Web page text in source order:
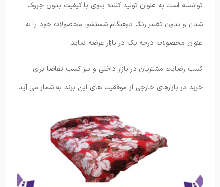
توانسته است به عنوان تولید کننده پتوی با کیفیت بدون چروک
شدن و بدون تغییر رنگ درهنگام شستشو، محصولات خود را به
عنوان محصولات درجه یک در بازار عرضه نماید.
کسب رضایت مشتریان در بازار داخلی و نیز کسب تقاضا برای
خرید در بازارهای خارجی از موفقیت های این برند به شمار می آید.